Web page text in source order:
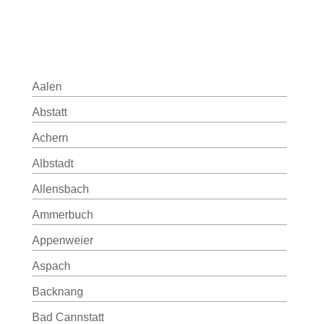
Aalen
Abstatt
Achern
Albstadt
Allensbach
Ammerbuch
Appenweier
Aspach
Backnang
Bad Cannstatt